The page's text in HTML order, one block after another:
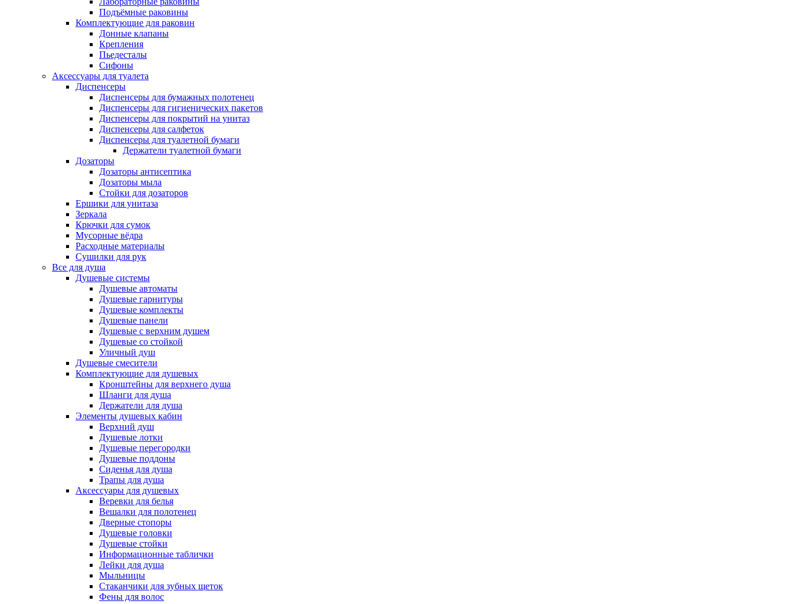
Подъёмные раковины
Комплектующие для раковин
Донные клапаны
Крепления
Пьедесталы
Сифоны
Аксессуары для туалета
Диспенсеры
Диспенсеры для бумажных полотенец
Диспенсеры для гигиенических пакетов
Диспенсеры для покрытий на унитаз
Диспенсеры для салфеток
Диспенсеры для туалетной бумаги
Держатели туалетной бумаги
Дозаторы
Дозаторы антисептика
Дозаторы мыла
Стойки для дозаторов
Ершики для унитаза
Зеркала
Крючки для сумок
Мусорные вёдра
Расходные материалы
Сушилки для рук
Все для душа
Душевые системы
Душевые автоматы
Душевые гарнитуры
Душевые комплекты
Душевые панели
Душевые с верхним душем
Душевые со стойкой
Уличный душ
Душевые смесители
Комплектующие для душевых
Кронштейны для верхнего душа
Шланги для душа
Держатели для душа
Элементы душевых кабин
Верхний душ
Душевые лотки
Душевые перегородки
Душевые поддоны
Сиденья для душа
Трапы для душа
Аксессуары для душевых
Веревки для белья
Вешалки для полотенец
Дверные стопоры
Душевые головки
Душевые стойки
Информационные таблички
Лейки для душа
Мыльницы
Стаканчики для зубных щеток
Фены для волос